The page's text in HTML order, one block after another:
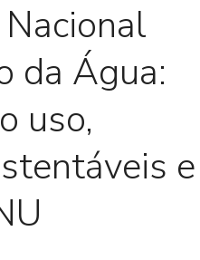
da Água:
uso,
e